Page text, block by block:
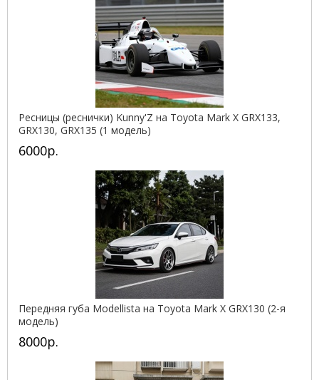
Ресницы (реснички) Kunny'Z на Toyota Mark X GRX133,
GRX130, GRX135 (1 модель)
6000р.
Передняя губа Modellista на Toyota Mark X GRX130 (2-я
модель)
8000р.